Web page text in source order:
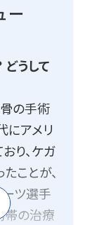
ー
うして
の手術
にアメリ
り、ケガ
ことが、
ーツ選手
帯の治療